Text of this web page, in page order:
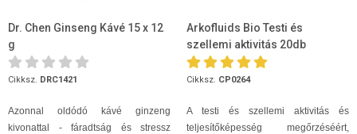
Dr. Chen Ginseng Kávé 15 x 12
g
Cikksz. DRC1421
Azonnal oldódó kávé ginzeng
kivonattal - fáradtság és stressz
Arkofluids Bio Testi és
szellemi aktivitás 20db
ampulla
Cikksz. CP0264
A testi és szellemi aktivitás és
teljesítőképesség megőrzéséért,